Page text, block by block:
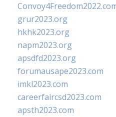
grur2023.org
hkhk2023.org
napm2023.org
apsdfd2023.org
forumausape2023.com
imkl2023.com
careerfaircsd2023.com
apsth2023.com